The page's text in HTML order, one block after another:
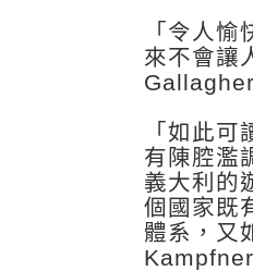
「令人
來不會讓
「如此
有陳腔濫
義大利的
個國家既
體系，又